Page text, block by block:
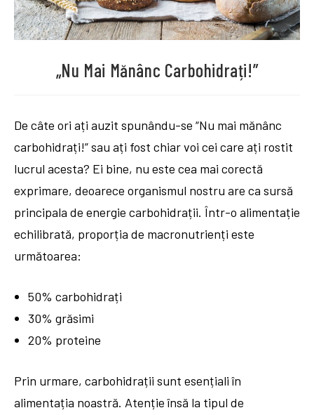
„Nu Mai Mănânc Carbohidrați!”
De câte ori ați auzit spunându-se “Nu mai mănânc
carbohidrați!” sau ați fost chiar voi cei care ați rostit
lucrul acesta? Ei bine, nu este cea mai corectă
exprimare, deoarece organismul nostru are ca sursă
principala de energie carbohidrații. Într-o alimentație
echilibrată, proporția de macronutrienți este
următoarea:
50% carbohidrați
30% grăsimi
20% proteine
Prin urmare, carbohidrații sunt esențiali în
alimentația noastră. Atenție însă la tipul de